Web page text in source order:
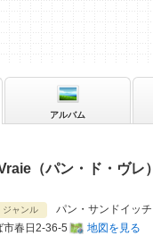
（パン・ド・ヴレ）
ジャンル パン・サンドイッチ
市春日2-36-5 地図を見る
アルバム